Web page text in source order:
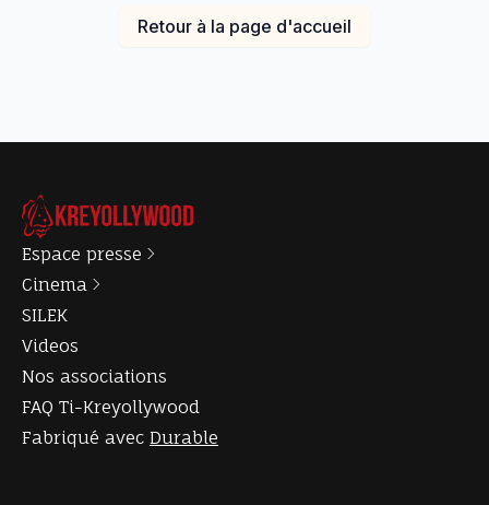
Retour à la page d'accueil
Espace presse
Cinema
SILEK
Videos
Nos associations
FAQ Ti-Kreyollywood
Fabriqué avec Durable